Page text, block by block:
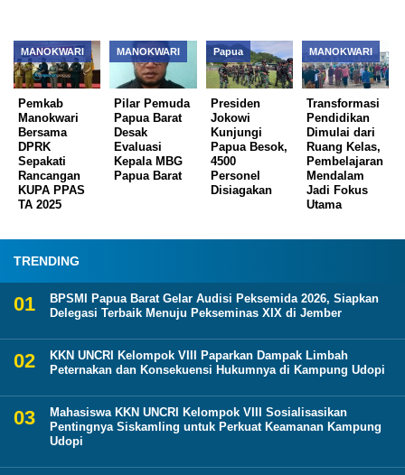
MANOKWARI
Pemkab
Manokwari
Bersama
DPRK
Sepakati
Rancangan
KUPA PPAS
TA 2025
MANOKWARI
Pilar Pemuda
Papua Barat
Desak
Evaluasi
Kepala MBG
Papua Barat
Papua
Presiden
Jokowi
Kunjungi
Papua Besok,
4500
Personel
Disiagakan
MANOKWARI
Transformasi
Pendidikan
Dimulai dari
Ruang Kelas,
Pembelajaran
Mendalam
Jadi Fokus
Utama
TRENDING
BPSMI Papua Barat Gelar Audisi Peksemida 2026, Siapkan
Delegasi Terbaik Menuju Pekseminas XIX di Jember
KKN UNCRI Kelompok VIII Paparkan Dampak Limbah
Peternakan dan Konsekuensi Hukumnya di Kampung Udopi
Mahasiswa KKN UNCRI Kelompok VIII Sosialisasikan
Pentingnya Siskamling untuk Perkuat Keamanan Kampung
Udopi